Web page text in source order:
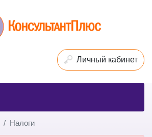
Личный кабинет
Налоги